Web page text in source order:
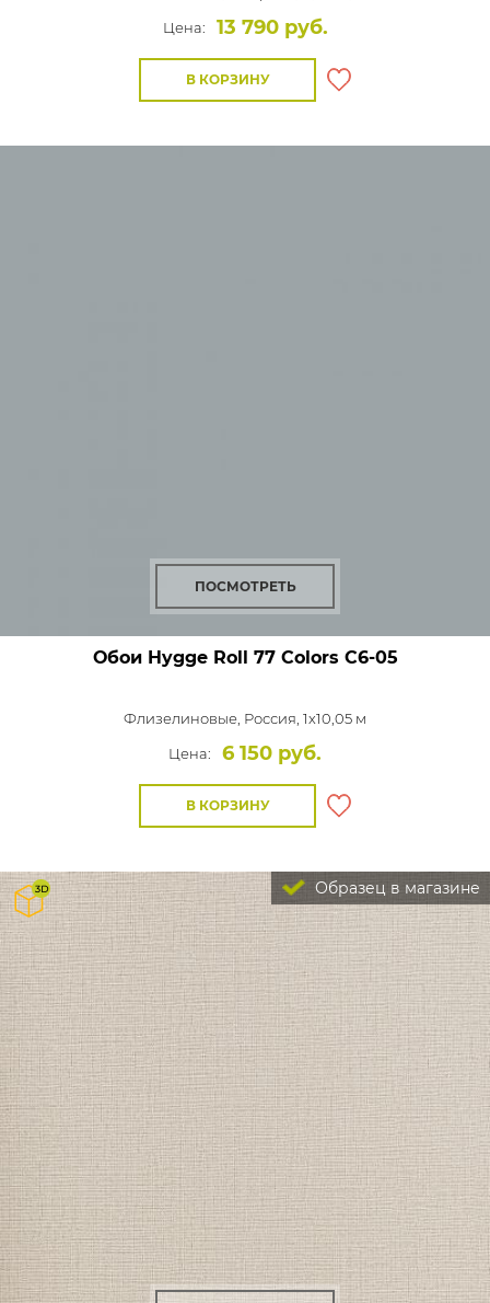
Цена:
13 790 руб.
В КОРЗИНУ
ПОСМОТРЕТЬ
Обои Hygge Roll 77 Colors C6-05
Флизелиновые, Россия, 1x10,05 м
Цена:
6 150 руб.
В КОРЗИНУ
Образец в магазине